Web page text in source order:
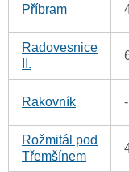
Příbram
Radovesnice
II.
Rakovník -
Rožmitál pod
Třemšínem